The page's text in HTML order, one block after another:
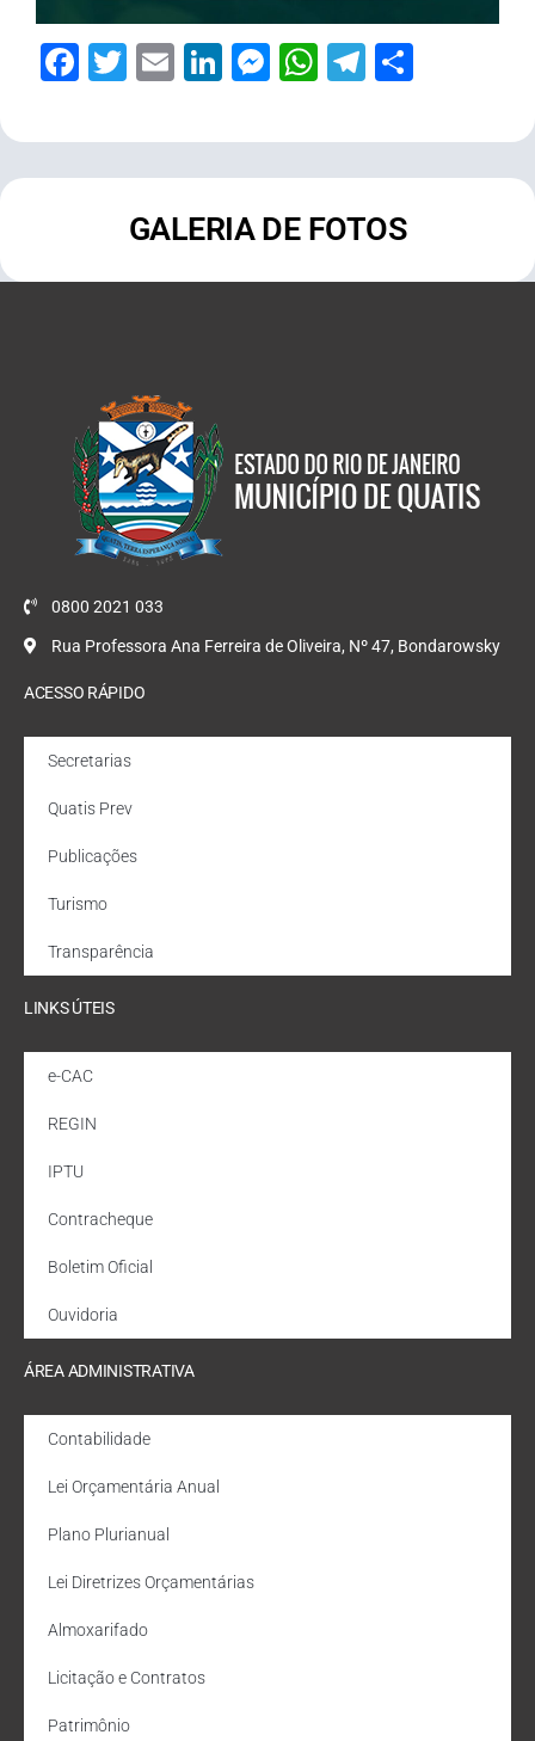
Facebook
Twitter
EmailLinkedIn
Messenger
WhatsApp
Telegram
GALERIA DE FOTOS
0800 2021 033
Rua Professora Ana Ferreira de Oliveira, Nº 47, Bondarowsky
ACESSO RÁPIDO
Secretarias
Quatis Prev
Publicações
Turismo
Transparência
LINKS ÚTEIS
e-CAC
REGIN
IPTU
Contracheque
Boletim Oficial
Ouvidoria
ÁREA ADMINISTRATIVA
Contabilidade
Lei Orçamentária Anual
Plano Plurianual
Lei Diretrizes Orçamentárias
Almoxarifado
Licitação e Contratos
Patrimônio